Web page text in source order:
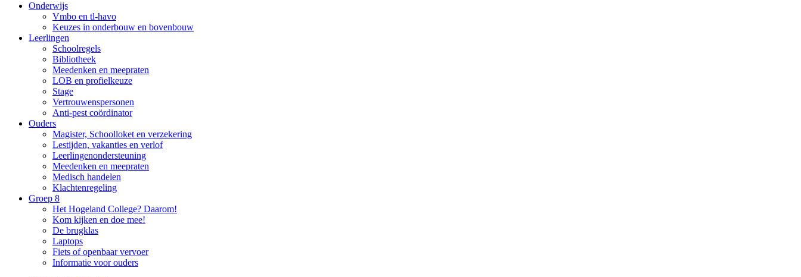
Onderwijs
Vmbo en tl-havo
Keuzes in onderbouw en bovenbouw
Leerlingen
Schoolregels
Bibliotheek
Meedenken en meepraten
LOB en profielkeuze
Stage
Vertrouwenspersonen
Anti-pest coördinator
Ouders
Magister, Schoolloket en verzekering
Lestijden, vakanties en verlof
Leerlingenondersteuning
Meedenken en meepraten
Medisch handelen
Klachtenregeling
Groep 8
Het Hogeland College? Daarom!
Kom kijken en doe mee!
De brugklas
Laptops
Fiets of openbaar vervoer
Informatie voor ouders